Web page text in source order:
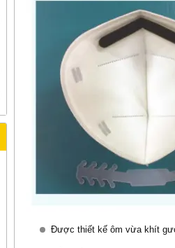
Được thiết kế ôm vừa khít